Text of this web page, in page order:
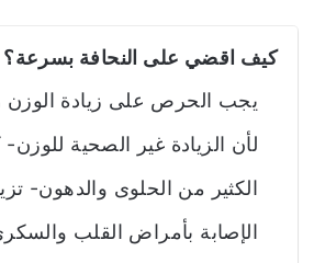
كيف اقضي على النحافة بسرعة؟
يجب الحرص على زيادة الوزن
لأن الزيادة غير الصحية للوزن-
الكثير من الحلوى والدهون-
الإصابة بأمراض القلب